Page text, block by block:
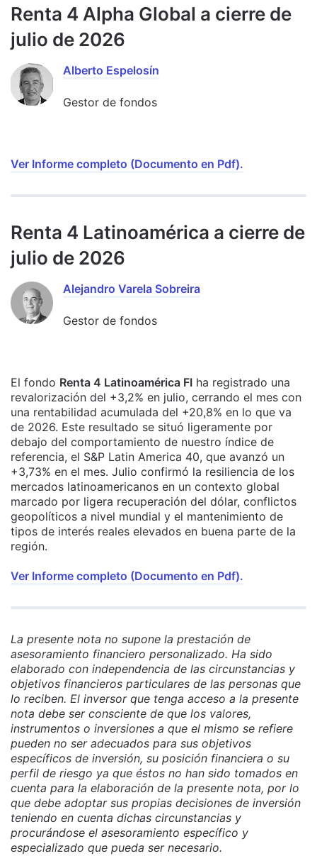
Renta 4 Alpha Global a cierre de
julio de 2026
Alberto Espelosín
Gestor de fondos
Ver Informe completo (Documento en Pdf).
Renta 4 Latinoamérica a cierre de
julio de 2026
Alejandro Varela Sobreira
Gestor de fondos
El fondo Renta 4 Latinoamérica FI ha registrado una
revalorización del +3,2% en julio, cerrando el mes con
una rentabilidad acumulada del +20,8% en lo que va
de 2026. Este resultado se situó ligeramente por
debajo del comportamiento de nuestro índice de
referencia, el S&P Latin America 40, que avanzó un
+3,73% en el mes. Julio confirmó la resiliencia de los
mercados latinoamericanos en un contexto global
marcado por ligera recuperación del dólar, conflictos
geopolíticos a nivel mundial y el mantenimiento de
tipos de interés reales elevados en buena parte de la
región.
Ver Informe completo (Documento en Pdf).
La presente nota no supone la prestación de
asesoramiento financiero personalizado. Ha sido
elaborado con independencia de las circunstancias y
objetivos financieros particulares de las personas que
lo reciben. El inversor que tenga acceso a la presente
nota debe ser consciente de que los valores,
instrumentos o inversiones a que el mismo se refiere
pueden no ser adecuados para sus objetivos
específicos de inversión, su posición financiera o su
perfil de riesgo ya que éstos no han sido tomados en
cuenta para la elaboración de la presente nota, por lo
que debe adoptar sus propias decisiones de inversión
teniendo en cuenta dichas circunstancias y
procurándose el asesoramiento específico y
especializado que pueda ser necesario.